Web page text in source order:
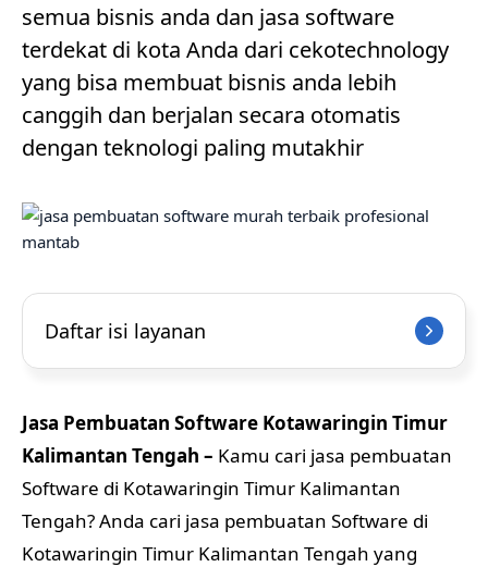
semua bisnis anda dan jasa software
terdekat di kota Anda dari cekotechnology
yang bisa membuat bisnis anda lebih
canggih dan berjalan secara otomatis
dengan teknologi paling mutakhir
Daftar isi layanan
Jasa Pembuatan Software Kotawaringin Timur
Kalimantan Tengah – Kamu cari jasa pembuatan
Software di Kotawaringin Timur Kalimantan
Tengah? Anda cari jasa pembuatan Software di
Kotawaringin Timur Kalimantan Tengah yang